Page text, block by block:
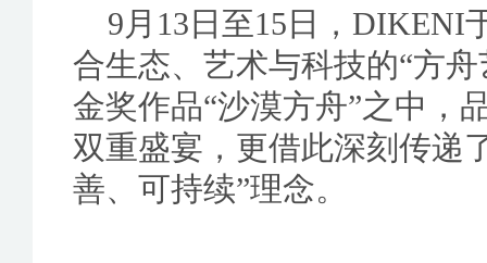
9月13日至15日，DIKENI
合生态、艺术与科技的“方
金奖作品“沙漠方舟”之中，
双重盛宴，更借此深刻传递
善、可持续”理念。